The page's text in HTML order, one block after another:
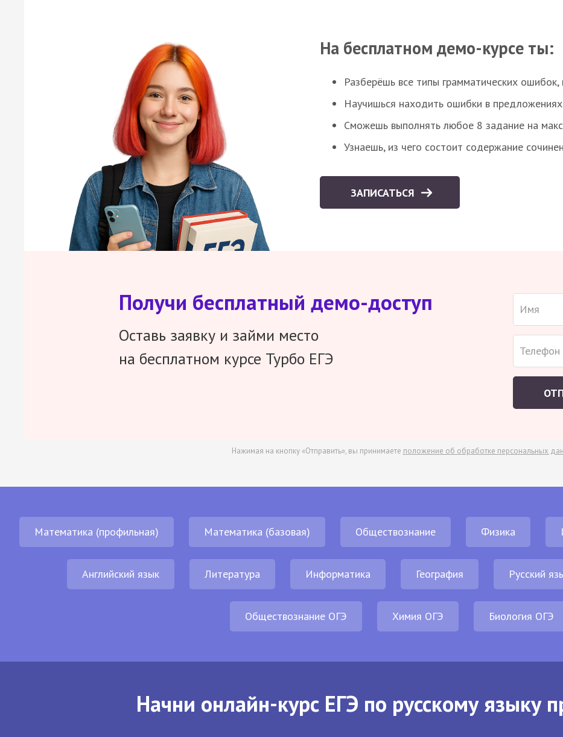
На бесплатном демо-курсе ты:
Разберёшь все типы грамматических
Научишься находить ошибки в
Сможешь выполнять любое 8 задание на
Узнаешь, из чего состоит содержание
ЗАПИСАТЬСЯ
Получи бесплатный демо-доступ
Оставь заявку и займи место
на бесплатном курсе Турбо ЕГЭ
Нажимая на кнопку «Отправить», вы принимаете положение об обработке персональных
Математика (профильная) Математика (базовая) Обществознание Физика
Английский язык Литература Информатика География Русский
Обществознание ОГЭ Химия ОГЭ Биология ОГЭ
Начни онлайн-курс ЕГЭ по русскому языку